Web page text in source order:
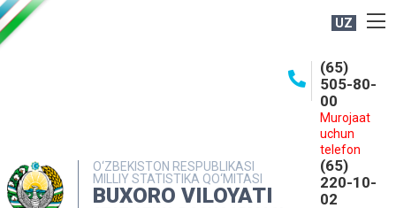
UZ
O‘ZBEKISTON RESPUBLIKASI
MILLIY STATISTIKA QO‘MITASI
BUXORO VILOYATI
(65)
505-80-
00
Murojaat
uchun
telefon
(65)
220-10-
02
MATBUOT XIZMATI